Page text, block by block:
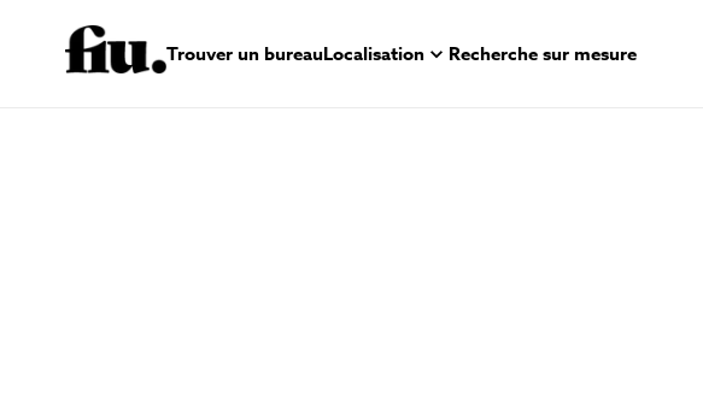
Trouver un bureauLocalisation Recherche sur mesure